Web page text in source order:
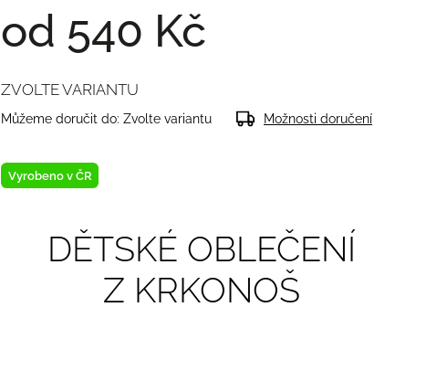
od 540 Kč
Vyrobeno v ČR
DĚTSKÉ OBLEČENÍ
Z KRKONOŠ
ZVOLTE VARIANTU
Můžeme doručit do: Zvolte variantu Možnosti doručení